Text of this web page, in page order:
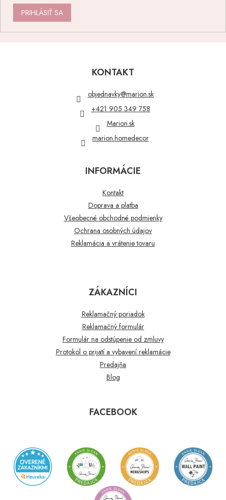
PRIHLÁSIŤ SA
KONTAKT
objednavky@marion.sk
+421 905 349 758
Marion.sk
marion.homedecor
INFORMÁCIE
Kontakt
Doprava a platba
Všeobecné obchodné podmienky
Ochrana osobných údajov
Reklamácia a vrátenie tovaru
ZÁKAZNÍCI
Reklamačný poriadok
Reklamačný formulár
Formulár na odstúpenie od zmluvy
Protokol o prijatí a vybavení reklamácie
Predajňa
Blog
FACEBOOK